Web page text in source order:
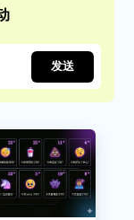
发送